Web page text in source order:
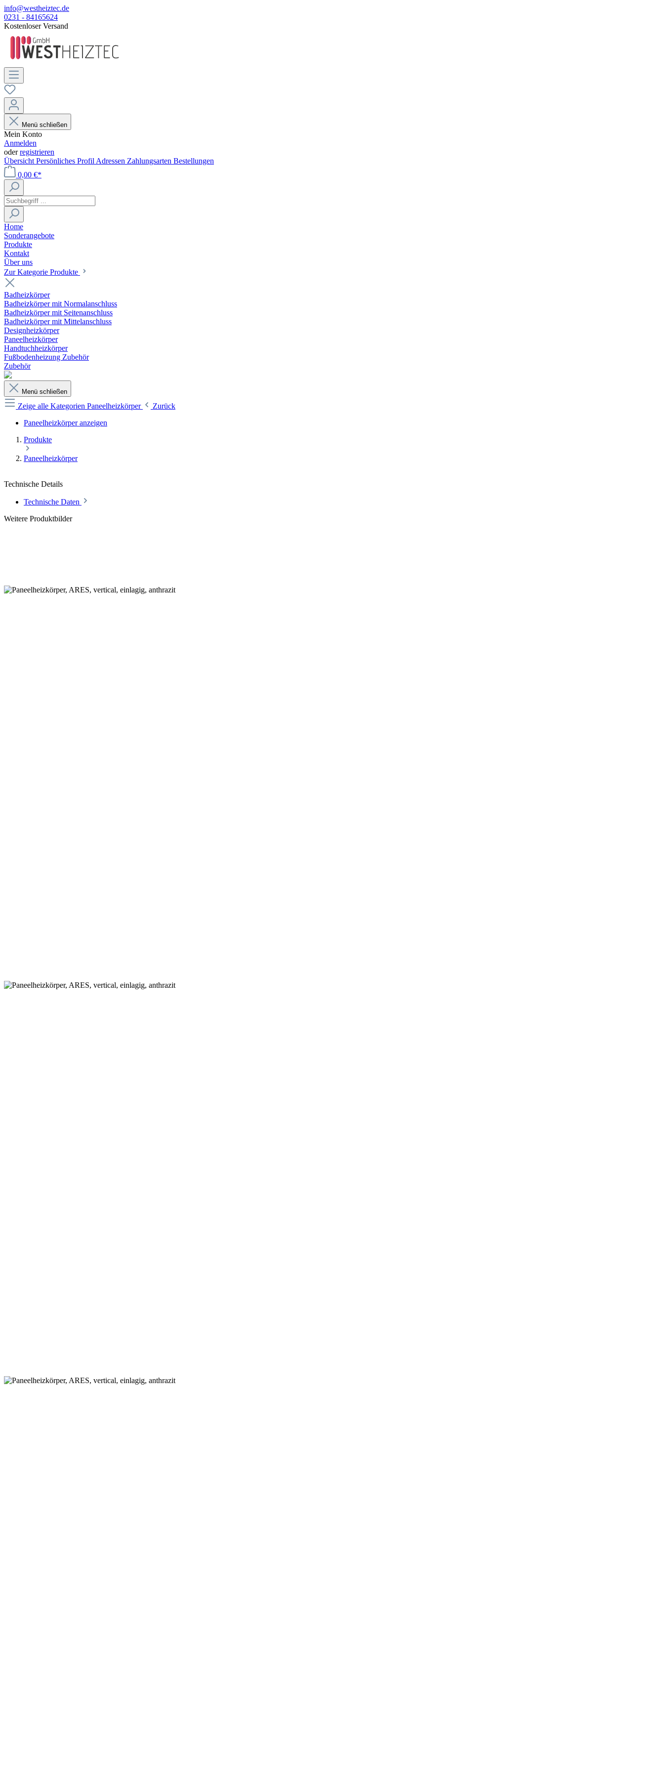
info@westheiztec.de
0231 - 84165624
Kostenloser Versand
Menü schließen
Mein Konto
Anmelden
oderregistrieren
Übersicht Persönliches Profil Adressen Zahlungsarten Bestellungen
0,00 €*
Home
Sonderangebote
Produkte
Kontakt
Über uns
Zur Kategorie Produkte
Badheizkörper
Badheizkörper mit Normalanschluss
Badheizkörper mit Seitenanschluss
Badheizkörper mit Mittelanschluss
Designheizkörper
Paneelheizkörper
Handtuchheizkörper
Fußbodenheizung Zubehör
Zubehör
Menü schließen
Zeige alle Kategorien Paneelheizkörper
Zurück
Paneelheizkörper anzeigen
Produkte
Paneelheizkörper
Technische Details
Technische Daten
Weitere Produktbilder